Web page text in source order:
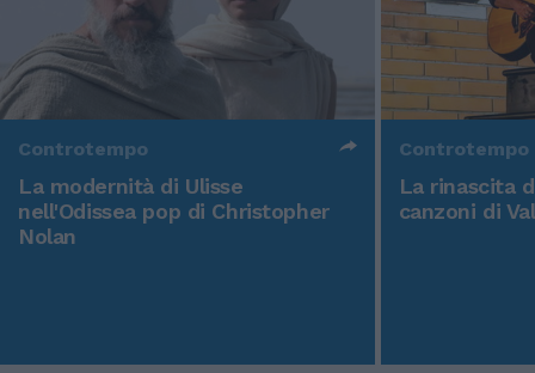
Controtempo
La modernità di Ulisse
nell'Odissea pop di Christopher
Nolan
Controtempo
La rinascita
canzoni di